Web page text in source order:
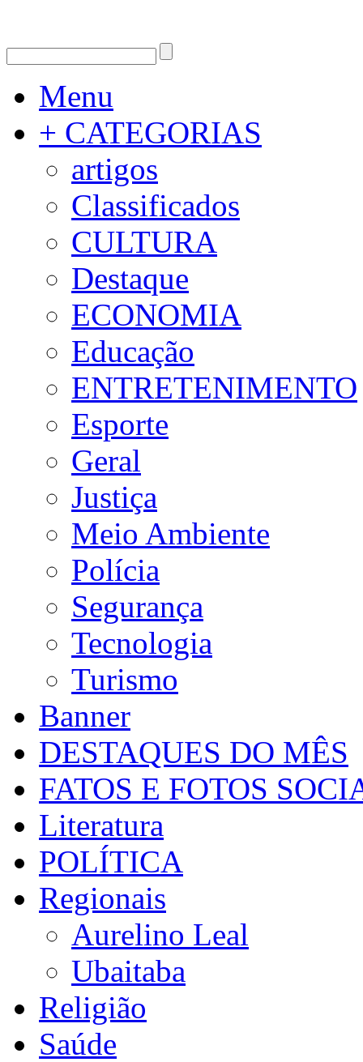
Menu
+ CATEGORIAS
artigos
Classificados
CULTURA
Destaque
ECONOMIA
Educação
ENTRETENIMENTO
Esporte
Geral
Justiça
Meio Ambiente
Polícia
Segurança
Tecnologia
Turismo
Banner
DESTAQUES DO MÊS
FATOS E FOTOS
Literatura
POLÍTICA
Regionais
Aurelino Leal
Ubaitaba
Religião
Saúde